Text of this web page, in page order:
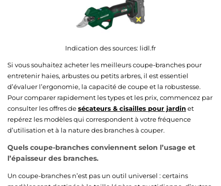
Indication des sources: lidl.fr
Si vous souhaitez acheter les meilleurs coupe-branches pour
entretenir haies, arbustes ou petits arbres, il est essentiel
d’évaluer l’ergonomie, la capacité de coupe et la robustesse.
Pour comparer rapidement les types et les prix, commencez par
consulter les offres desécateurs & cisailles pour jardinet
repérez les modèles qui correspondent à votre fréquence
d’utilisation et à la nature des branches à couper.
Quels coupe-branches conviennent selon l’usage et
l’épaisseur des branches.
Un coupe-branches n’est pas un outil universel : certains